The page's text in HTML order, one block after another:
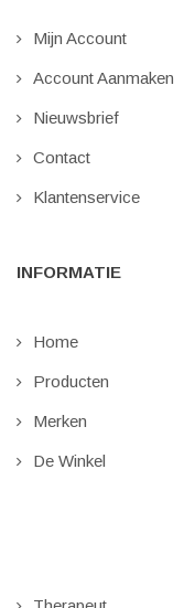
Mijn Account
Account Aanmaken
Nieuwsbrief
Contact
Klantenservice
INFORMATIE
Home
Producten
Merken
De Winkel